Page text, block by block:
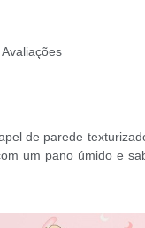
Avaliações
de parede
um pano úmido e